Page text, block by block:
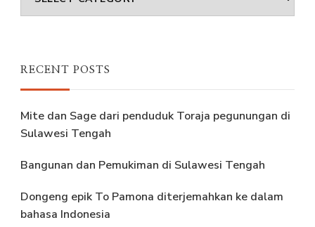
RECENT POSTS
Mite dan Sage dari penduduk Toraja pegunungan di
Sulawesi Tengah
Bangunan dan Pemukiman di Sulawesi Tengah
Dongeng epik To Pamona diterjemahkan ke dalam
bahasa Indonesia